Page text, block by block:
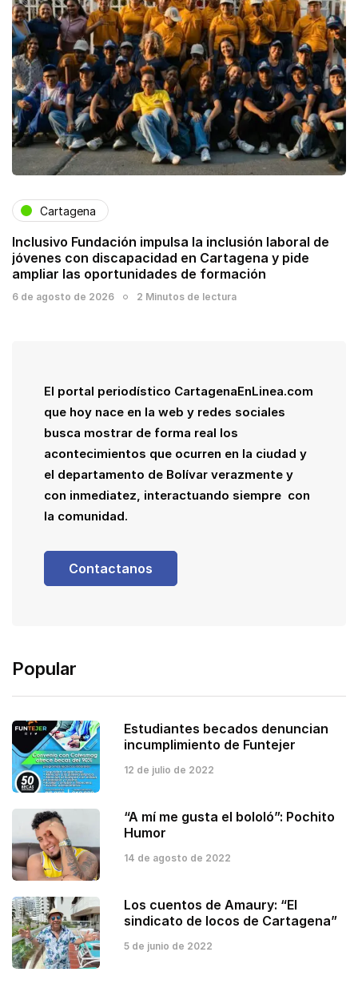
Cartagena
Inclusivo Fundación impulsa la inclusión laboral de
jóvenes con discapacidad en Cartagena y pide
ampliar las oportunidades de formación
6 de agosto de 2026 2 Minutos de lectura
El portal periodístico CartagenaEnLinea.com
que hoy nace en la web y redes sociales
busca mostrar de forma real los
acontecimientos que ocurren en la ciudad y
el departamento de Bolívar verazmente y
con inmediatez, interactuando siempre con
la comunidad.
Contactanos
Popular
Estudiantes becados denuncian
incumplimiento de Funtejer
12 de julio de 2022
“A mí me gusta el bololó”: Pochito
Humor
14 de agosto de 2022
Los cuentos de Amaury: “El
sindicato de locos de Cartagena”
5 de junio de 2022